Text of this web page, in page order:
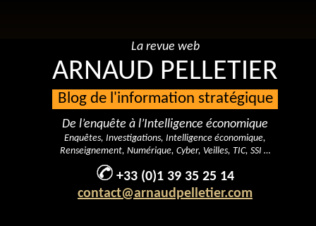
La revue web
ARNAUD PELLETIER
Blog de l'information stratégique
De l’enquête à l’Intelligence économique
Enquêtes, Investigations, Intelligence économique,
Renseignement, Numérique, Cyber, Veilles, TIC, SSI …
+33 (0)1 39 35 25 14
contact@arnaudpelletier.com